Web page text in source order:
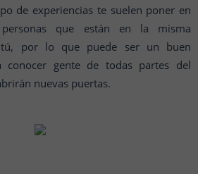
de experiencias te suelen poner en
que están en la misma
tú, por lo que puede ser un buen
conocer gente de todas partes del
nuevas puertas.